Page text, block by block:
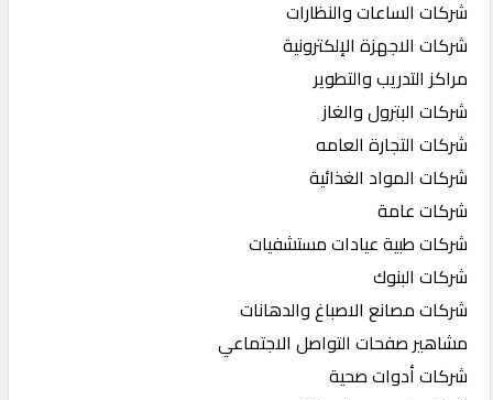
شركات الساعات والنظارات
شركات الاجهزة الإلكترونية
مراكز التدريب والتطوير
شركات البترول والغاز
شركات التجارة العامه
شركات المواد الغذائية
شركات عامة
شركات طبية عيادات مستشفيات
شركات البنوك
شركات مصانع الاصباغ والدهانات
مشاهير صفحات التواصل الاجتماعي
شركات أدوات صحية